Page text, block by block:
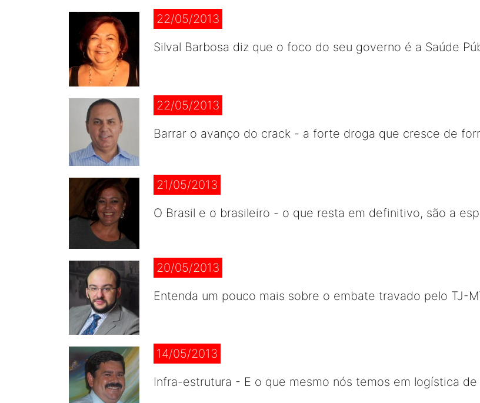
22/05/2013
Silval Barbosa diz que o foco do seu governo é a Saúde
22/05/2013
Barrar o avanço do crack - a forte droga que cresce de
21/05/2013
O Brasil e o brasileiro - o que resta em definitivo, são a
20/05/2013
Entenda um pouco mais sobre o embate travado pelo TJ-
14/05/2013
Infra-estrutura - E o que mesmo nós temos em logística